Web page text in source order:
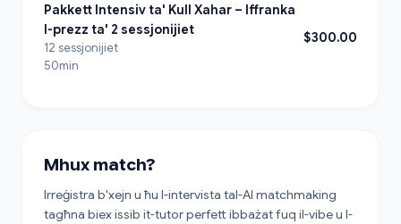
Pakkett Intensiv ta' Kull Xahar – Iffranka
l-prezz ta' 2 sessjonijiet
12 sessjonijiet
50min
$300.00
Mhux match?
Irreġistra b'xejn u ħu l-intervista tal-AI matchmaking
tagħna biex issib it-tutor perfett ibbażat fuq il-vibe u l-